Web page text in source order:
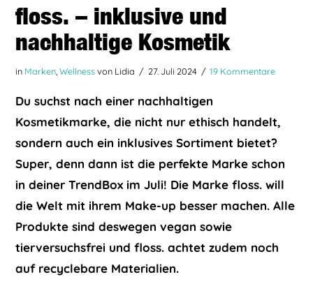
floss. – inklusive und
nachhaltige Kosmetik
in Marken ,Wellnessvon Lidia 27. Juli 2024 19 Kommentare
Du suchst nach einer nachhaltigen
Kosmetikmarke, die nicht nur ethisch handelt,
sondern auch ein inklusives Sortiment bietet?
Super, denn dann ist die perfekte Marke schon
in deiner TrendBox im Juli! Die Marke floss. will
die Welt mit ihrem Make-up besser machen. Alle
Produkte sind deswegen vegan sowie
tierversuchsfrei und floss. achtet zudem noch
auf recyclebare Materialien.